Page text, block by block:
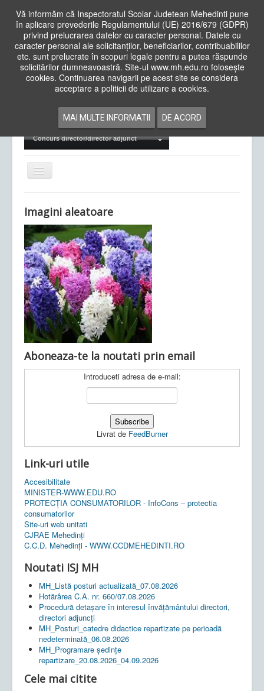
Vă informăm că Inspectoratul Scolar Judetean Mehedinti pune
în aplicare prevederile Regulamentului (UE) 2016/679 (GDPR)
privind prelucrarea datelor cu caracter personal. Datele cu
caracter personal ale solicitanților, beneficiarilor, contribuabililor
etc. sunt prelucrate în scopuri legale pentru a putea răspunde
solicitărilor dumneavoastră. Site-ul www.mh.edu.ro folosește
cookies. Continuarea navigarii pe acest site se considera
acceptare a politicii de utilizare a cookies.
MAI MULTE INFORMATII DE ACORD
Cauta
in
siteAcasa Cadre Didactice
Examene Naționale
Concurs director/director adjunct
Comută
navigarea
Ultimele articole: Vi, 04.11.2022 -
Județean Mehedinți
Imagini aleatoare
Aboneaza-te la noutati prin email
Introduceti adresa de e-mail:
Livrat de FeedBurner
Link-uri utile
Accesibilitate
MINISTER-WWW.EDU.RO
PROTECȚIA CONSUMATORILOR - InfoCons – protectia
consumatorilor
Site-uri web unitati
CJRAE Mehedinți
C.C.D. Mehedinţi - WWW.CCDMEHEDINTI.RO
Noutati ISJ MH
MH_Listă posturi actualizată_07.08.2026
Hotărârea C.A. nr. 660/07.08.2026
Procedură detașare în interesul învățământului directori,
directori adjuncți
MH_Posturi_catedre didactice repartizate pe perioadă
nedeterminată_06.08.2026
MH_Programare ședințe
repartizare_20.08.2026_04.09.2026
Cele mai citite